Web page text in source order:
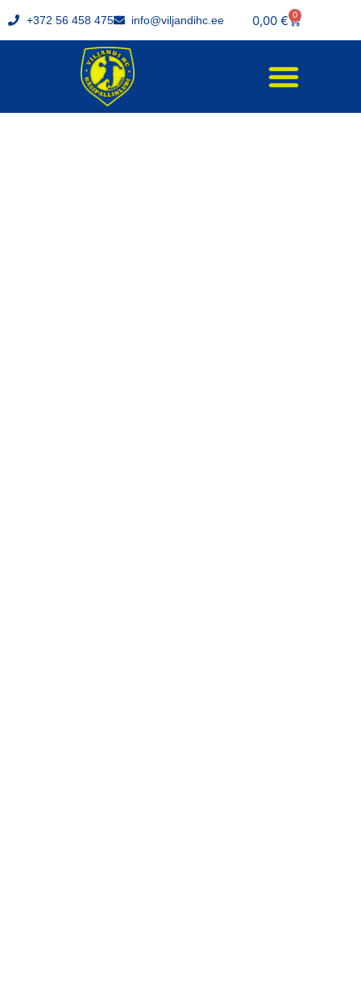
+372 56 458 475 info@viljandihc.ee 0,00 € 0